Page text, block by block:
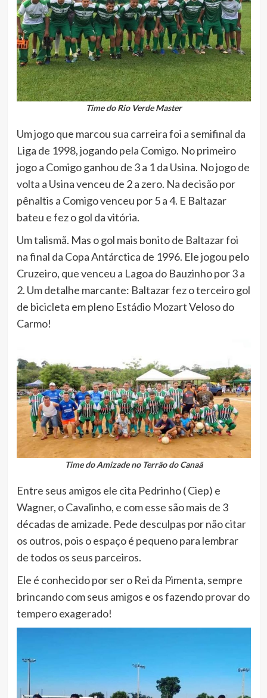
Time do Rio Verde Master
Um jogo que marcou sua carreira foi a semifinal da
Liga de 1998, jogando pela Comigo. No primeiro
jogo a Comigo ganhou de 3 a 1 da Usina. No jogo de
volta a Usina venceu de 2 a zero. Na decisão por
pênaltis a Comigo venceu por 5 a 4. E Baltazar
bateu e fez o gol da vitória.
Um talismã. Mas o gol mais bonito de Baltazar foi
na final da Copa Antárctica de 1996. Ele jogou pelo
Cruzeiro, que venceu a Lagoa do Bauzinho por 3 a
2. Um detalhe marcante: Baltazar fez o terceiro gol
de bicicleta em pleno Estádio Mozart Veloso do
Carmo!
Time do Amizade no Terrão do Canaã
Entre seus amigos ele cita Pedrinho ( Ciep) e
Wagner, o Cavalinho, e com esse são mais de 3
décadas de amizade. Pede desculpas por não citar
os outros, pois o espaço é pequeno para lembrar
de todos os seus parceiros.
Ele é conhecido por ser o Rei da Pimenta, sempre
brincando com seus amigos e os fazendo provar do
tempero exagerado!